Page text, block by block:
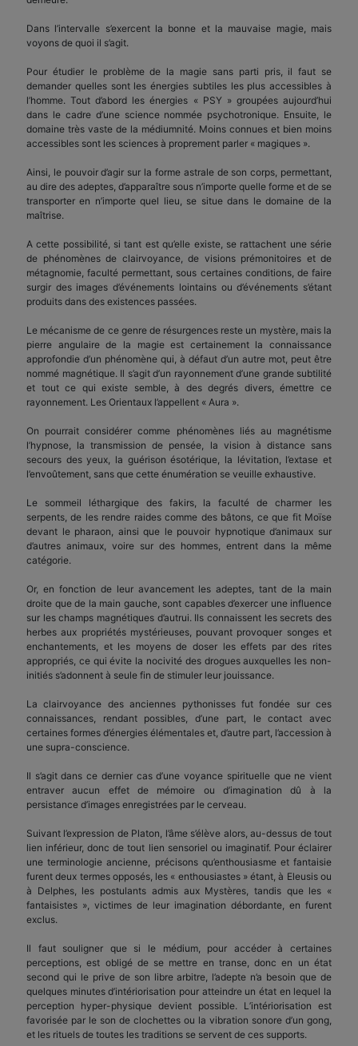
Dans l’intervalle s’exercent la bonne et la mauvaise magie, mais
voyons de quoi il s’agit.
Pour étudier le problème de la magie sans parti pris, il faut se
demander quelles sont les énergies subtiles les plus accessibles à
l’homme. Tout d’abord les énergies « PSY » groupées aujourd’hui
dans le cadre d’une science nommée psychotronique. Ensuite, le
domaine très vaste de la médiumnité. Moins connues et bien moins
accessibles sont les sciences à proprement parler « magiques ».
Ainsi, le pouvoir d’agir sur la forme astrale de son corps, permettant,
au dire des adeptes, d’apparaître sous n’importe quelle forme et de se
transporter en n’importe quel lieu, se situe dans le domaine de la
maîtrise.
A cette possibilité, si tant est qu’elle existe, se rattachent une série
de phénomènes de clairvoyance, de visions prémonitoires et de
métagnomie, faculté permettant, sous certaines conditions, de faire
surgir des images d’événements lointains ou d’événements s’étant
produits dans des existences passées.
Le mécanisme de ce genre de résurgences reste un mystère, mais la
pierre angulaire de la magie est certainement la connaissance
approfondie d’un phénomène qui, à défaut d’un autre mot, peut être
nommé magnétique. Il s’agit d’un rayonnement d’une grande subtilité
et tout ce qui existe semble, à des degrés divers, émettre ce
rayonnement. Les Orientaux l’appellent « Aura ».
On pourrait considérer comme phénomènes liés au magnétisme
l’hypnose, la transmission de pensée, la vision à distance sans
secours des yeux, la guérison ésotérique, la lévitation, l’extase et
l’envoûtement, sans que cette énumération se veuille exhaustive.
Le sommeil léthargique des fakirs, la faculté de charmer les
serpents, de les rendre raides comme des bâtons, ce que fit Moïse
devant le pharaon, ainsi que le pouvoir hypnotique d’animaux sur
d’autres animaux, voire sur des hommes, entrent dans la même
catégorie.
Or, en fonction de leur avancement les adeptes, tant de la main
droite que de la main gauche, sont capables d’exercer une influence
sur les champs magnétiques d’autrui. Ils connaissent les secrets des
herbes aux propriétés mystérieuses, pouvant provoquer songes et
enchantements, et les moyens de doser les effets par des rites
appropriés, ce qui évite la nocivité des drogues auxquelles les non-
initiés s’adonnent à seule fin de stimuler leur jouissance.
La clairvoyance des anciennes pythonisses fut fondée sur ces
connaissances, rendant possibles, d’une part, le contact avec
certaines formes d’énergies élémentales et, d’autre part, l’accession à
une supra-conscience.
Il s’agit dans ce dernier cas d’une voyance spirituelle que ne vient
entraver aucun effet de mémoire ou d’imagination dû à la
persistance d’images enregistrées par le cerveau.
Suivant l’expression de Platon, l’âme s’élève alors, au-dessus de tout
lien inférieur, donc de tout lien sensoriel ou imaginatif. Pour éclairer
une terminologie ancienne, précisons qu’enthousiasme et fantaisie
furent deux termes opposés, les « enthousiastes » étant, à Eleusis ou
à Delphes, les postulants admis aux Mystères, tandis que les «
fantaisistes », victimes de leur imagination débordante, en furent
exclus.
Il faut souligner que si le médium, pour accéder à certaines
perceptions, est obligé de se mettre en transe, donc en un état
second qui le prive de son libre arbitre, l’adepte n’a besoin que de
quelques minutes d’intériorisation pour atteindre un état en lequel la
perception hyper-physique devient possible. L’intériorisation est
favorisée par le son de clochettes ou la vibration sonore d’un gong,
et les rituels de toutes les traditions se servent de ces supports.